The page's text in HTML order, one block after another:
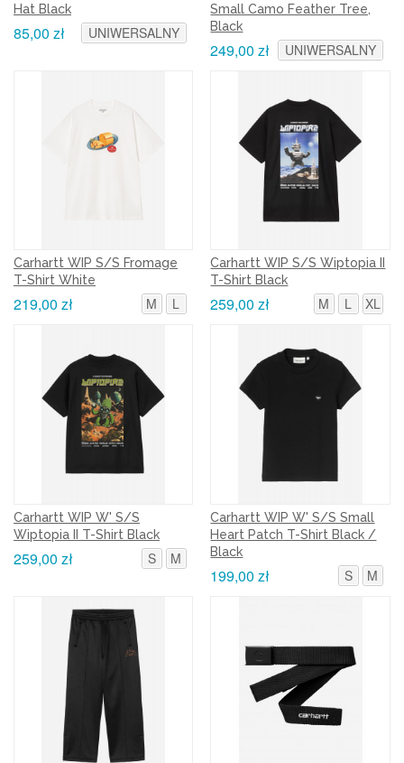
Hat Black
UNIWERSALNY
85,00 zł
Small Camo Feather Tree,
Black
UNIWERSALNY
249,00 zł
Carhartt WIP S/S Fromage
T-Shirt White
M L
219,00 zł
Carhartt WIP S/S Wiptopia II
T-Shirt Black
M L XL
259,00 zł
Carhartt WIP W' S/S
Wiptopia II T-Shirt Black
S M
259,00 zł
Carhartt WIP W' S/S Small
Heart Patch T-Shirt Black /
Black
S M
199,00 zł